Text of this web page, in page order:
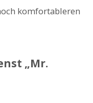
komfortableren
„Mr.